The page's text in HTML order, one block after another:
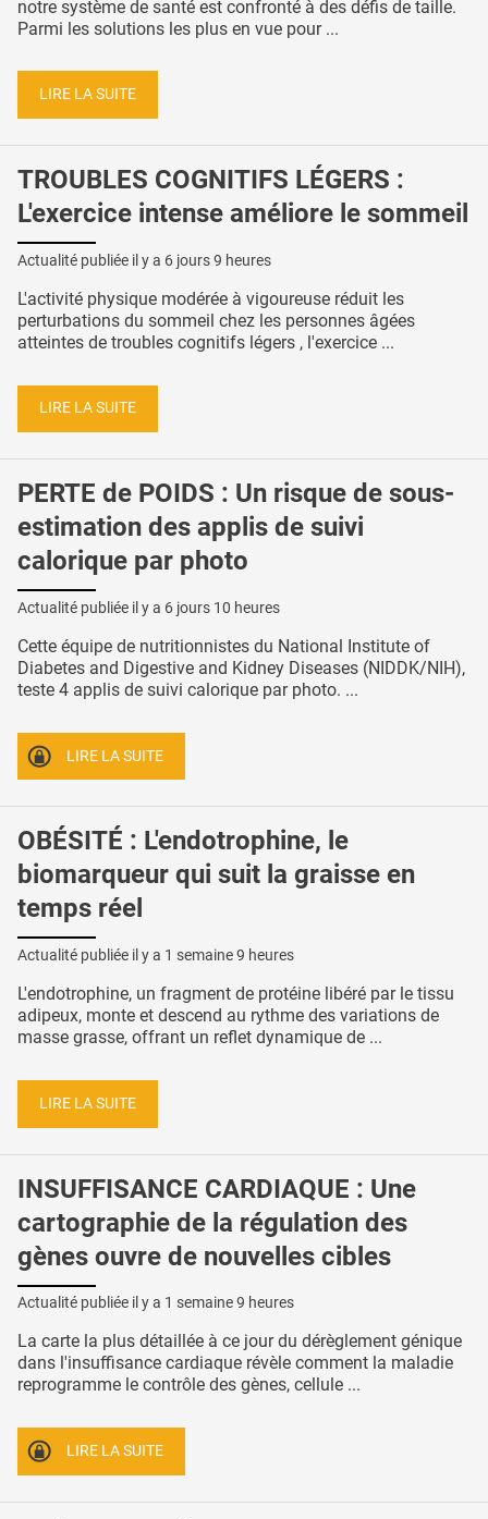
notre système de santé est confronté à des défis de taille.
Parmi les solutions les plus en vue pour ...
LIRE LA SUITE
TROUBLES COGNITIFS LÉGERS :
L'exercice intense améliore le sommeil
Actualité publiée il y a 6 jours 9 heures
L'activité physique modérée à vigoureuse réduit les
perturbations du sommeil chez les personnes âgées
atteintes de troubles cognitifs légers , l'exercice ...
LIRE LA SUITE
PERTE de POIDS : Un risque de sous-
estimation des applis de suivi
calorique par photo
Actualité publiée il y a 6 jours 10 heures
Cette équipe de nutritionnistes du National Institute of
Diabetes and Digestive and Kidney Diseases (NIDDK/NIH),
teste 4 applis de suivi calorique par photo. ...
LIRE LA SUITE
OBÉSITÉ : L'endotrophine, le
biomarqueur qui suit la graisse en
temps réel
Actualité publiée il y a 1 semaine 9 heures
L'endotrophine, un fragment de protéine libéré par le tissu
adipeux, monte et descend au rythme des variations de
masse grasse, offrant un reflet dynamique de ...
LIRE LA SUITE
INSUFFISANCE CARDIAQUE : Une
cartographie de la régulation des
gènes ouvre de nouvelles cibles
Actualité publiée il y a 1 semaine 9 heures
La carte la plus détaillée à ce jour du dérèglement génique
dans l'insuffisance cardiaque révèle comment la maladie
reprogramme le contrôle des gènes, cellule ...
LIRE LA SUITE